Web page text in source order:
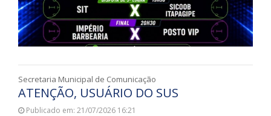
Secretaria Municipal de Comunicação
ATENÇÃO, USUÁRIO DO SUS
Publicado em: 21/07/2026 16:21